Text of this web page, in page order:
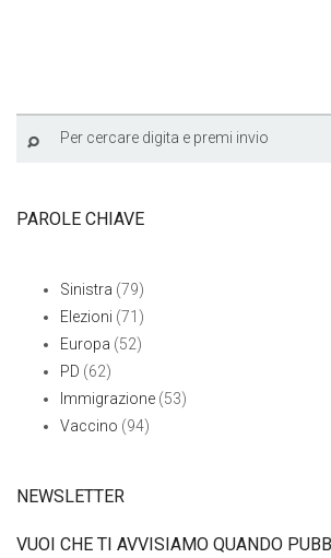
PAROLE CHIAVE
Sinistra (79)
Elezioni (71)
Europa (52)
PD (62)
Immigrazione (53)
Vaccino (94)
NEWSLETTER
VUOI CHE TI AVVISIAMO QUANDO